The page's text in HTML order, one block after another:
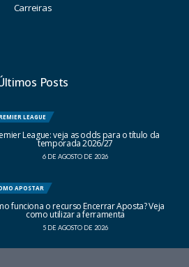
Carreiras
Posts
LEAGUE
League: veja as odds para o título da
temporada 2026/27
6 DE AGOSTO DE 2026
APOSTAR
funciona o recurso Encerrar Aposta? Veja
como utilizar a ferramenta
5 DE AGOSTO DE 2026